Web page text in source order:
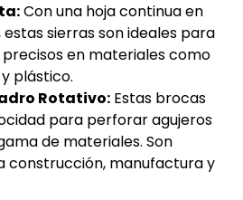
Con una hoja continua en
sierras son ideales para
en materiales como
plástico.
Rotativo: Estas brocas
para perforar agujeros
de materiales. Son
construcción, manufactura y